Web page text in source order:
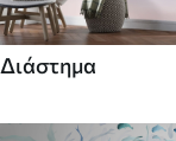
Διάστημα